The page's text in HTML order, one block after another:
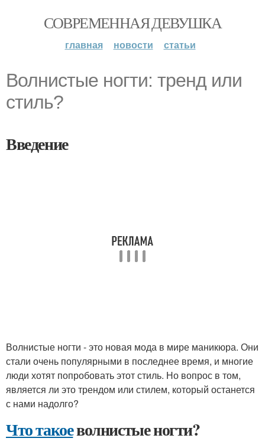
СОВРЕМЕННАЯ ДЕВУШКА
главная новости статьи
Волнистые ногти: тренд или
стиль?
Введение
Волнистые ногти - это новая мода в мире маникюра. Они
стали очень популярными в последнее время, и многие
люди хотят попробовать этот стиль. Но вопрос в том,
является ли это трендом или стилем, который останется
с нами надолго?
Что такоеволнистые ногти?